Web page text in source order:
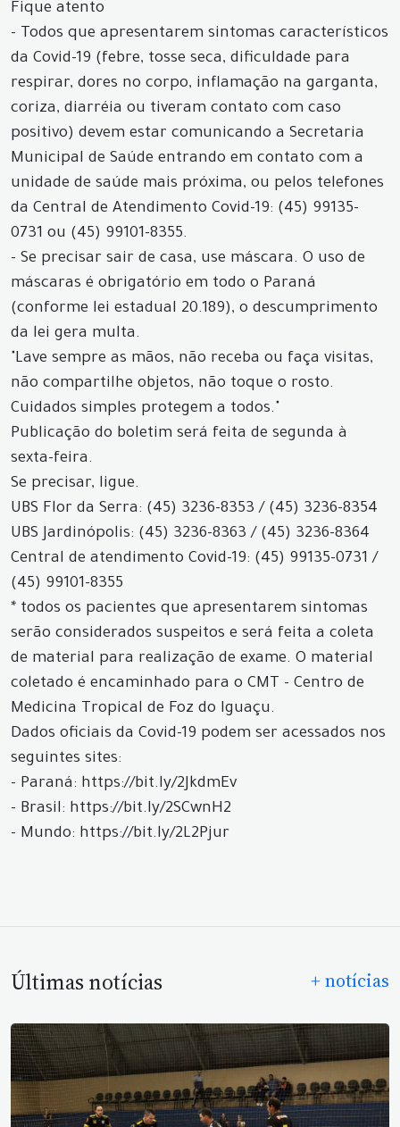
Fique atento
- Todos que apresentarem sintomas característicos
da Covid-19 (febre, tosse seca, dificuldade para
respirar, dores no corpo, inflamação na garganta,
coriza, diarréia ou tiveram contato com caso
positivo) devem estar comunicando a Secretaria
Municipal de Saúde entrando em contato com a
unidade de saúde mais próxima, ou pelos telefones
da Central de Atendimento Covid-19: (45) 99135-
0731 ou (45) 99101-8355.
- Se precisar sair de casa, use máscara. O uso de
máscaras é obrigatório em todo o Paraná
(conforme lei estadual 20.189), o descumprimento
da lei gera multa.
"Lave sempre as mãos, não receba ou faça visitas,
não compartilhe objetos, não toque o rosto.
Cuidados simples protegem a todos."
Publicação do boletim será feita de segunda à
sexta-feira.
Se precisar, ligue.
UBS Flor da Serra: (45) 3236-8353 / (45) 3236-8354
UBS Jardinópolis: (45) 3236-8363 / (45) 3236-8364
Central de atendimento Covid-19: (45) 99135-0731 /
(45) 99101-8355
* todos os pacientes que apresentarem sintomas
serão considerados suspeitos e será feita a coleta
de material para realização de exame. O material
coletado é encaminhado para o CMT - Centro de
Medicina Tropical de Foz do Iguaçu.
Dados oficiais da Covid-19 podem ser acessados nos
seguintes sites:
- Paraná: https://bit.ly/2JkdmEv
- Brasil: https://bit.ly/2SCwnH2
- Mundo: https://bit.ly/2L2Pjur
Últimas notícias + notícias